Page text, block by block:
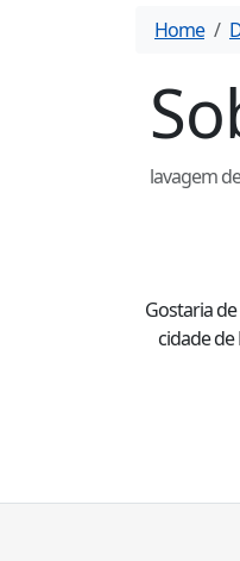
Home
lavagem
Gostaria
cidade de